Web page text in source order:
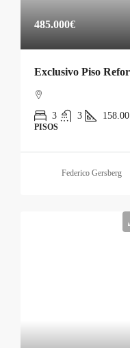
485.000€
3 3 158.00
PISOS
Federico Gersberg